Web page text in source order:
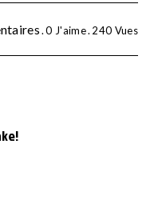
0 J'aime 240 Vues